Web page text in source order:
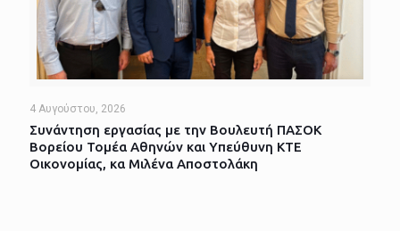
4 Αυγούστου, 2026
Συνάντηση εργασίας με την Βουλευτή ΠΑΣΟΚ
Βορείου Τομέα Αθηνών και Υπεύθυνη ΚΤΕ
Οικονομίας, κα Μιλένα Αποστολάκη